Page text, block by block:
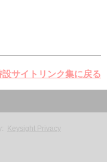
サイトリンク集に戻る
Keysight Privacy